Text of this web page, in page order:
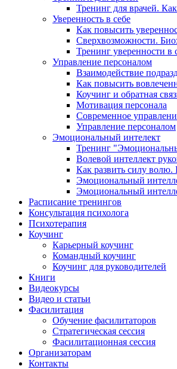
Тренинг для врачей.
Уверенность в себе
Как повысить
Сверхвозможности.
Тренинг уверенности в
Управление персоналом
Взаимодействие
Как повысить
Коучинг и обратная
Мотивация персонала
Современное
Управление персоналом
Эмоциональный интелект
Тренинг
Волевой интеллект
Как развить силу волю.
Эмоциональный
Эмоциональный
Расписание тренингов
Консультация психолога
Психотерапия
Коучинг
Карьерный коучинг
Командный коучинг
Коучинг для руководителей
Книги
Видеокурсы
Видео и статьи
Фасилитация
Обучение фасилитаторов
Стратегическая сессия
Фасилитационная сессия
Организаторам
Контакты